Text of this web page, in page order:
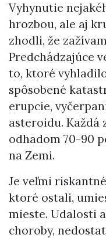
Vyhynutie
hrozbou, ale aj
zhodli, že
Predchádzajúce
to, ktoré
spôsobené
erupcie,
asteroidu.
odhadom 70-90
na Zemi.
Je veľmi
ktoré ostali,
mieste. Udalosti
choroby,